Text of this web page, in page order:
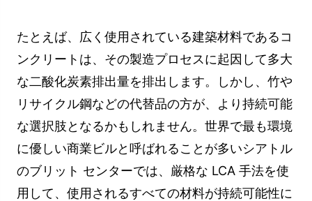
たとえば、広く使用されている建築材料であるコ
ンクリートは、その製造プロセスに起因して多大
な二酸化炭素排出量を排出します。しかし、竹や
リサイクル鋼などの代替品の方が、より持続可能
な選択肢となるかもしれません。世界で最も環境
に優しい商業ビルと呼ばれることが多いシアトル
のブリット センターでは、厳格な LCA 手法を使
用して、使用されるすべての材料が持続可能性に